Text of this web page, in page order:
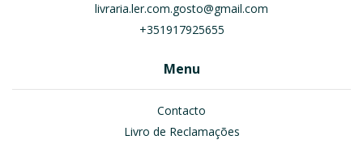
livraria.ler.com.gosto@gmail.com
+351917925655
Menu
Contacto
Livro de Reclamações